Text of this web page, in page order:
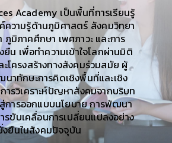
Academy เป็นพื้นที่การเรียนรู้
ความรู้ด้านภูมิศาสตร์ สังคมวิทยา
ภูมิภาคศึกษา เพศภาวะ และการ
น เพื่อทำความเข้าใจโลกผ่านมิติ
โครงสร้างทางสังคมร่วมสมัย ผู้
นาทักษะการคิดเชิงพื้นที่และเชิง
ารวิเคราะห์ปัญหาสังคมจากบริบท
การออกแบบนโยบาย การพัฒนา
รขับเคลื่อนการเปลี่ยนแปลงอย่าง
งยืนในสังคมปัจจุบัน